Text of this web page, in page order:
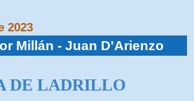
2023
Millán - Juan D'Arienzo
DE LADRILLO